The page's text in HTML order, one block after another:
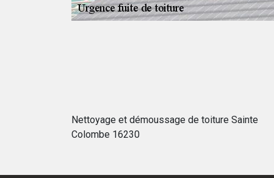
Nettoyage et démoussage de toiture Sainte
Colombe 16230